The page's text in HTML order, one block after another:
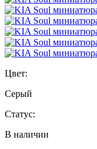
Цвет:
Серый
Статус:
В наличии